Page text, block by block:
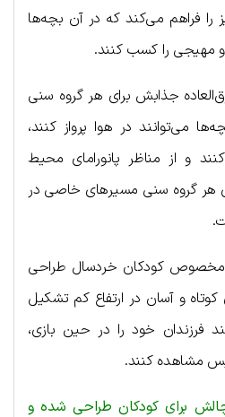
فراهم می‌کند که در آن بچه‌ها
مهیجی را کسب کنند.
جذابش برای هر گروه سنی
می‌توانند در هوا پرواز کنند،
و از مناظر پانورامای محیط
هر گروه سنی مسیرهای خاصی در
با ۱۹ چالش مخصوص کودکان خردسال طراحی
و آسان در ارتفاع کم تشکیل
فرزندان خود را در حین بازی،
مشاهده کنند.
اکسپلورادور با ۱۷ چالش برای کودکان طراحی شده و